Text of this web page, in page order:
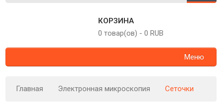
КОРЗИНА
0 товар(ов) - 0 RUB
Меню
Главная Электронная микроскопия Сеточки